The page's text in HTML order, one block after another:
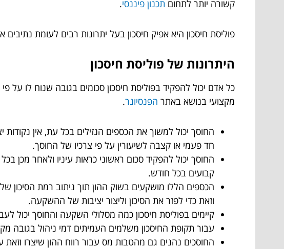
קשורה יותר לתחום תכנון פיננסי.
פוליסת חיסכון היא אפיק חיסכון בעל יתרונות רבים לעומת
היתרונות של פוליסת חיסכון
כל אדם יכול להפקיד בפוליסת חיסכון סכומים בגובה שנוח לו
מקצועי בנושא באתר הפנסיונר.
החוסך יכול למשוך את הכספים הנזילים בכל עת, אין
חד פעמי או קצבה לשיעורין על פי צרכיו של החוסך.
החוסך יכול להפקיד סכום ראשוני כראות עיניו ולאחר מכן
קבועים בכל חודש.
הכספים הללו מושקעים בשוק ההון תוך ניתוב רמת
וזאת כדי לפזר את הסיכון וליצור יציבות של ההשקעה.
קיימים בפוליסת חיסכון כמה מסלולי השקעה והחוסך יכול
עבור תקופת החיסכון משלמים העמיתים דמי ניהול בגובה
החוסכים נהנים גם מהטבות מס עבור רווח ההון שיצרו